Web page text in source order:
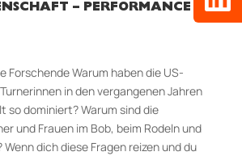
– PERFORMANCE
Forschende Warum haben die US­-
in den vergangenen Jahren
so dominiert? Warum sind die
und Frauen im Bob, beim Rodeln und
dich diese Fragen reizen und du